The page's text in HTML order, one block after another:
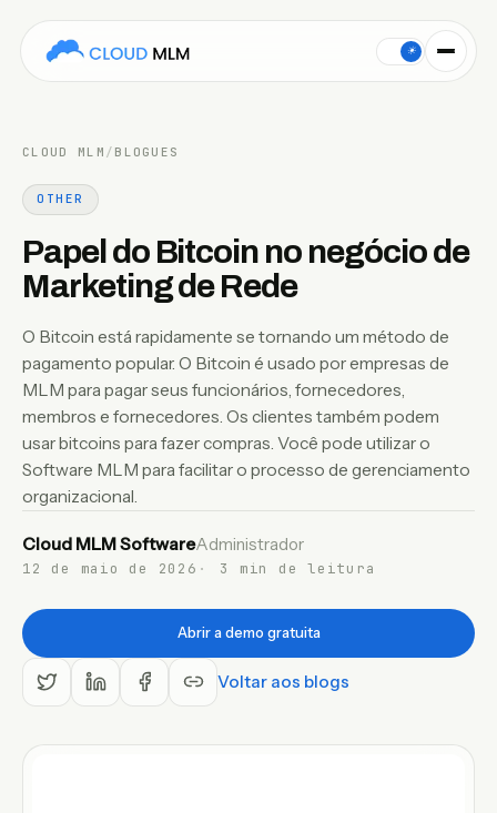
☀
CLOUD MLM / BLOGUES
OTHER
Papel do Bitcoin no negócio de
Marketing de Rede
O Bitcoin está rapidamente se tornando um método de
pagamento popular. O Bitcoin é usado por empresas de
MLM para pagar seus funcionários, fornecedores,
membros e fornecedores. Os clientes também podem
usar bitcoins para fazer compras. Você pode utilizar o
Software MLM para facilitar o processo de gerenciamento
organizacional.
Cloud MLM SoftwareAdministrador
12 de maio de 2026 3 min de leitura
Abrir a demo gratuita
Voltar aos blogs